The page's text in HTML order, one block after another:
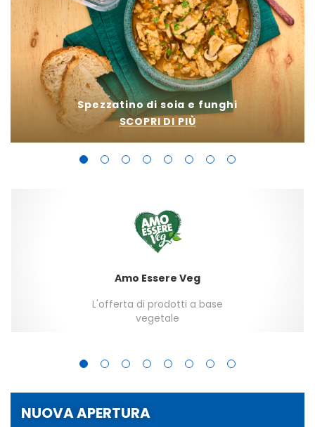
Spezzatino di soia e funghi
SCOPRI DI PIÙ
Amo Essere Veg
L'offerta di prodotti a base
vegetale
NUOVA APERTURA